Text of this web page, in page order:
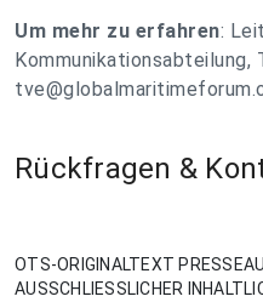
Um mehr zu erfahren:
Kommunikationsabteilung,
Rückfragen &
OTS-ORIGINALTEXT
AUSSCHLIESSLICHER